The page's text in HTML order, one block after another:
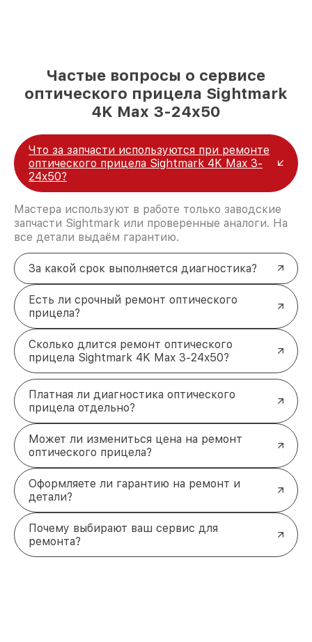
Частые вопросы о сервисе
оптического прицела Sightmark
4K Max 3-24x50
Что за запчасти используются при ремонте
оптического прицела Sightmark 4K Max 3-
24x50?
Мастера используют в работе только заводские
запчасти Sightmark или проверенные аналоги. На
все детали выдаём гарантию.
За какой срок выполняется диагностика?
Есть ли срочный ремонт оптического
прицела?
Сколько длится ремонт оптического
прицела Sightmark 4K Max 3-24x50?
Платная ли диагностика оптического
прицела отдельно?
Может ли измениться цена на ремонт
оптического прицела?
Оформляете ли гарантию на ремонт и
детали?
Почему выбирают ваш сервис для
ремонта?